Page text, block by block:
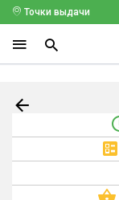
Точки выдачи